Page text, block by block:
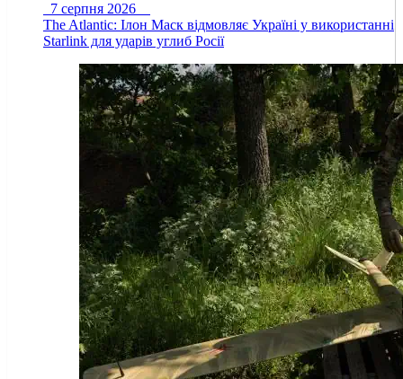
7 серпня 2026
The Atlantic: Ілон Маск відмовляє Україні у використанні
Starlink для ударів углиб Росії